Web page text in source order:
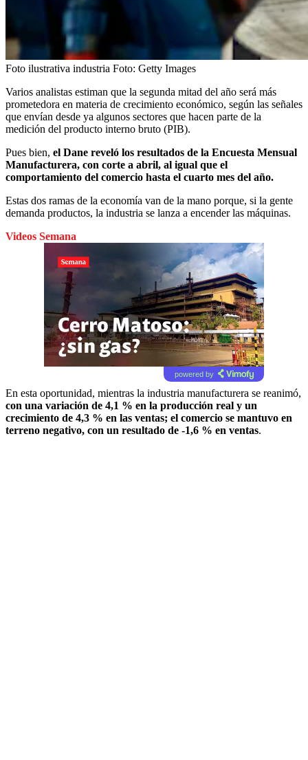
Foto ilustrativa industria Foto: Getty Images
Varios analistas estiman que la segunda mitad del año será más
prometedora en materia de crecimiento económico, según las señales
que envían desde ya algunos sectores que hacen parte de la
medición del producto interno bruto (PIB).
Pues bien, el Dane reveló los resultados de la Encuesta Mensual
Manufacturera, con corte a abril, al igual que el
comportamiento del comercio hasta el cuarto mes del año.
Estas dos ramas de la economía van de la mano porque, si la gente
demanda productos, la industria se lanza a encender las máquinas.
Videos Semana
powered by
En esta oportunidad, mientras la industria manufacturera se reanimó,
con una variación de 4,1 % en la producción real y un
crecimiento de 4,3 % en las ventas; el comercio se mantuvo en
terreno negativo, con un resultado de -1,6 % en ventas.